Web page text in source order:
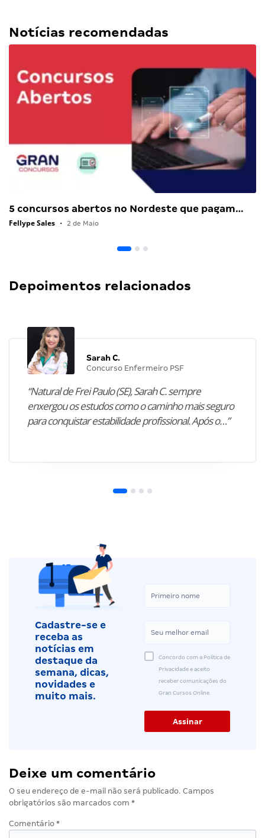
Notícias recomendadas
5 concursos abertos no Nordeste que pagam…
Fellype Sales • 2 de Maio
Depoimentos relacionados
Sarah C.
Concurso Enfermeiro PSF
“Natural de Frei Paulo (SE), Sarah C. sempre
enxergou os estudos como o caminho mais seguro
para conquistar estabilidade profissional. Após o…”
Cadastre-se e
receba as
notícias em
destaque da
semana, dicas,
novidades e
muito mais.
Concordo com a Política de
Privacidade e aceito
receber comunicações do
Gran Cursos Online.
Deixe um comentário
O seu endereço de e-mail não será publicado. Campos
obrigatórios são marcados com *
Comentário *